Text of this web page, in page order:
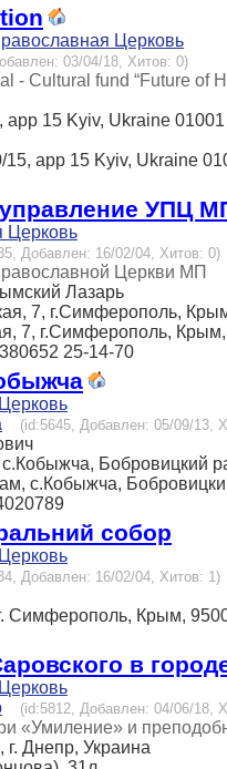
Церковь
03/04/18, Хитов: 0)
- Cultural fund “Future of
app 15 Kyiv, Ukraine 01001
app 15 Kyiv, Ukraine
УПЦ
Церковь
Добавлен: 16/02/04, Хитов: 0)
Церкви МП
Лазарь
7, г.Симферополь,
7, г.Симферополь, Крым,
25-14-70
(id:5645, Добавлен: 05/09/13,
Бобровицкий
c.Кобыжча,
собор
Добавлен: 16/02/04, Хитов: 1)
Симферополь, Крым,
в
(id:5812, Добавлен: 04/06/18,
«Умиление» и
г. Днепр, Украина